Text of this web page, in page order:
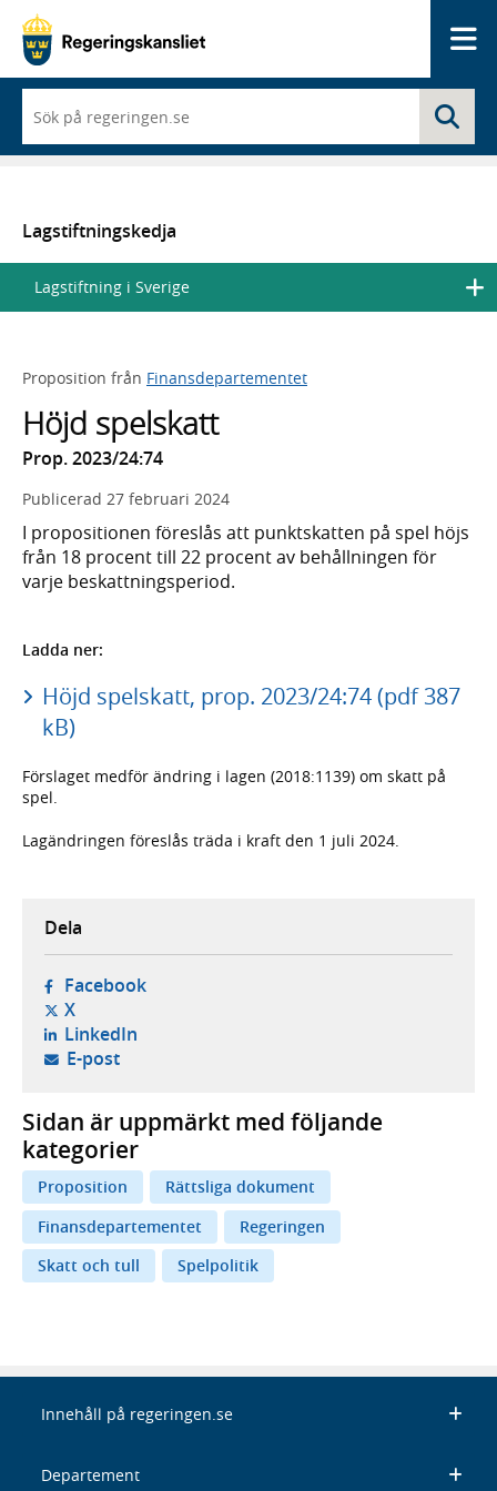
du
börjar
skriva
en
lista
med
sökförslag
Lagstiftningskedja
Lagstiftning i Sverige
Proposition från Finansdepartementet
Höjd spelskatt
Prop. 2023/24:74
Publicerad 27 februari 2024
I propositionen föreslås att punktskatten på spel höjs
från 18 procent till 22 procent av behållningen för
varje beskattningsperiod.
Ladda ner:
Höjd spelskatt, prop. 2023/24:74 (pdf 387
kB)
Förslaget medför ändring i lagen (2018:1139) om skatt på
spel.
Lagändringen föreslås träda i kraft den 1 juli 2024.
Dela
Facebook- öppnas i ny flik, extern webbplats,
X- öppnas i ny flik, extern webbplats,
LinkedIn- öppnas i ny flik, extern webbplats,
E-post- öppnar din e-postklient,
Sidan är uppmärkt med följande
kategorier
Proposition
Rättsliga dokument
Finansdepartementet
Regeringen
Skatt och tull
Spelpolitik
Innehåll på regeringen.se
Departement